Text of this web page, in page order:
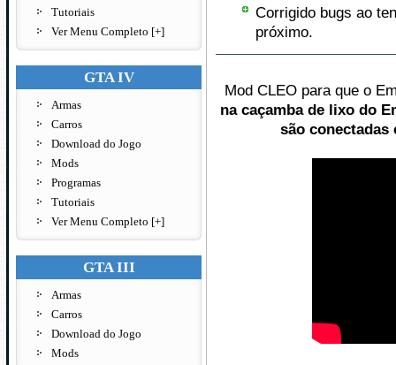
Tutoriais
Ver Menu Completo [+]
GTA IV
Armas
Carros
Download do Jogo
Mods
Programas
Tutoriais
Ver Menu Completo [+]
GTA III
Armas
Carros
Download do Jogo
Mods
Corrigido bugs ao
próximo.
Mod CLEO para que o
na caçamba de lixo do
são conectadas